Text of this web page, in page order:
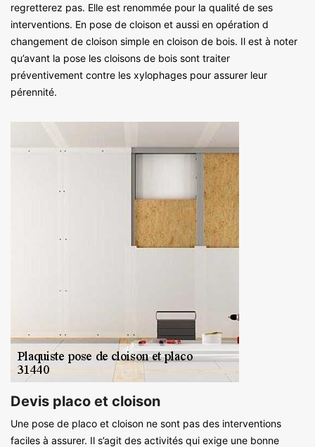
regretterez pas. Elle est renommée pour la qualité de ses
interventions. En pose de cloison et aussi en opération d
changement de cloison simple en cloison de bois. Il est à noter
qu’avant la pose les cloisons de bois sont traiter
préventivement contre les xylophages pour assurer leur
pérennité.
Devis placo et cloison
Une pose de placo et cloison ne sont pas des interventions
faciles à assurer. Il s’agit des activités qui exige une bonne